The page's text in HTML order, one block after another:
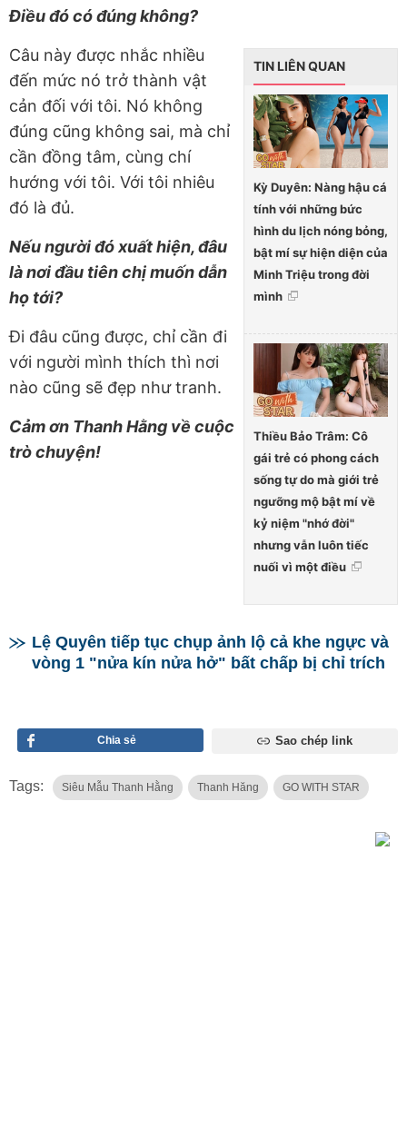
Điều đó có đúng không?
TIN LIÊN QUAN
Kỳ Duyên: Nàng hậu cá
tính với những bức
hình du lịch nóng bỏng,
bật mí sự hiện diện của
Minh Triệu trong đời
mình
Thiều Bảo Trâm: Cô
gái trẻ có phong cách
sống tự do mà giới trẻ
ngưỡng mộ bật mí về
kỷ niệm "nhớ đời"
nhưng vẫn luôn tiếc
nuối vì một điều
Câu này được nhắc nhiều
đến mức nó trở thành vật
cản đối với tôi. Nó không
đúng cũng không sai, mà chỉ
cần đồng tâm, cùng chí
hướng với tôi. Với tôi nhiêu
đó là đủ.
Nếu người đó xuất hiện, đâu
là nơi đầu tiên chị muốn dẫn
họ tới?
Đi đâu cũng được, chỉ cần đi
với người mình thích thì nơi
nào cũng sẽ đẹp như tranh.
Cảm ơn Thanh Hằng về cuộc
trò chuyện!
Lệ Quyên tiếp tục chụp ảnh lộ cả khe ngực và
vòng 1 "nửa kín nửa hở" bất chấp bị chỉ trích
Chia sẻ Sao chép link
Tags: Siêu Mẫu Thanh Hằng Thanh Hăng GO WITH STAR